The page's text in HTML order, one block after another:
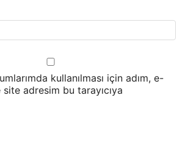
kullanılması için adım, e-
adresim bu tarayıcıya